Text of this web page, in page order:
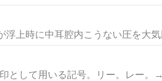
浮上時に中耳腔内こうない圧を大
として用いる記号。リー。レー